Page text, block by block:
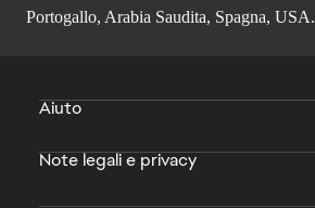
Portogallo, Arabia Saudita, Spagna, USA.
Aiuto
Note legali e privacy